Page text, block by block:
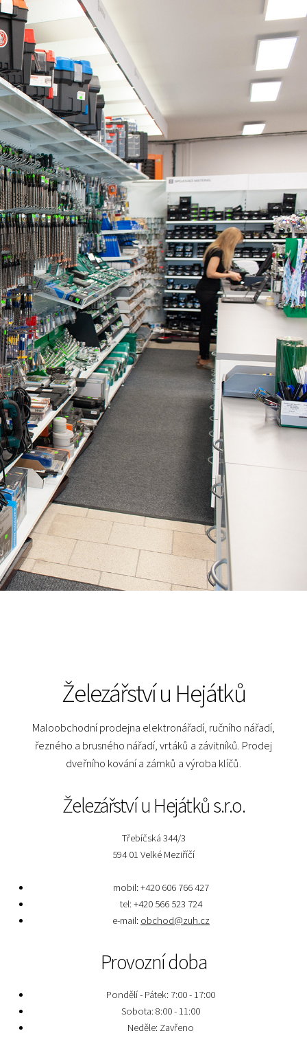
Železářství u Hejátků
Maloobchodní prodejna elektronářadí, ručního nářadí,
řezného a brusného nářadí, vrtáků a závitníků. Prodej
dveřního kování a zámků a výroba klíčů.
Železářství u Hejátků s.r.o.
Třebíčská 344/3
594 01 Velké Meziříčí
mobil: +420 606 766 427
tel: +420 566 523 724
e-mail: obchod@zuh.cz
Provozní doba
Pondělí - Pátek: 7:00 - 17:00
Sobota: 8:00 - 11:00
Neděle: Zavřeno